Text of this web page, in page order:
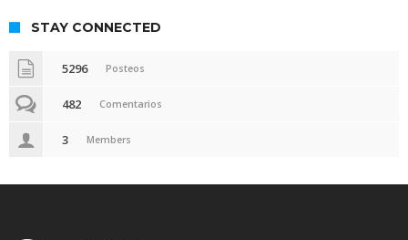
STAY CONNECTED
5296 Posteos
482 Comentarios
3 Members